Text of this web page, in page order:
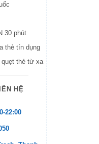
30 phút
thẻ tín dụng
quẹt thẻ từ xa
HỆ
22:00